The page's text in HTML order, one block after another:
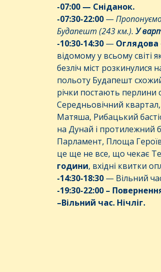
-07:00 — Сніданок.
-07:30-22:00 —
Будапешт (243 км.). У
-10:30-14:30 — Оглядова
відомому у всьому
безліч міст розкинулися
польоту Будапешт
річки постають перлини
Середньовічний
Матяша, Рибацький
на Дунай і протилежний
Парламент, Площа
це ще не все, що чекає
години, вхідні квитки
-14:30-18:30 — Вільний
-19:30-22:00 –
–Вільний час. Нічліг.